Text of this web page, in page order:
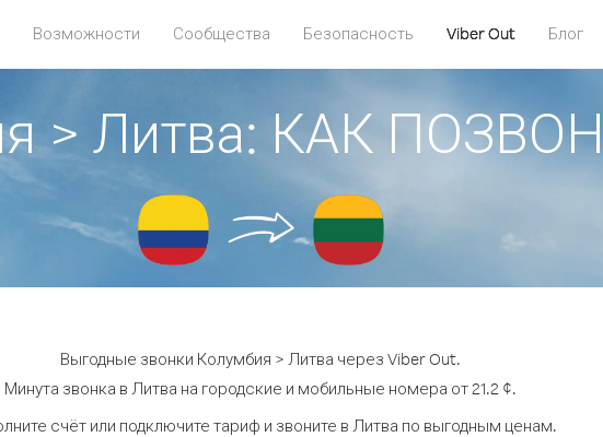
Возможности Сообщества Безопасность Viber Out Блог
> Литва: КАК
Выгодные звонки Колумбия > Литва через Viber Out.
Минута звонка в Литва на городские и мобильные номера от 21.2 ¢.
счёт или подключите тариф и звоните в Литва по выгодным ценам.